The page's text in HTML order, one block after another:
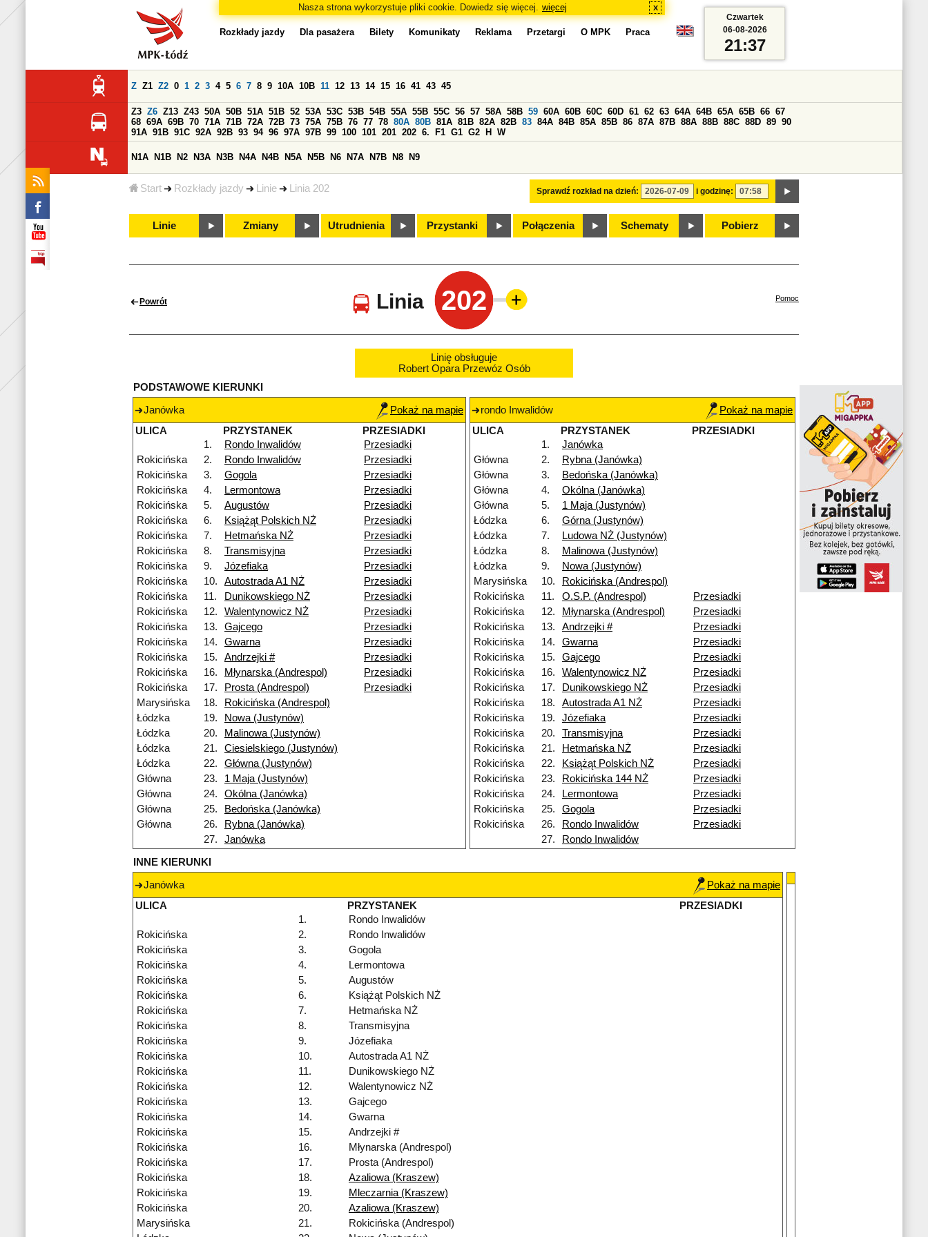
Nasza strona wykorzystuje pliki cookie. Dowiedz się więcej. więcej x
Start Rozkłady jazdy Linie Linia 202
Rozkłady jazdy Dla pasażera Bilety Komunikaty Reklama Przetargi O MPK Praca
Sprawdź rozkład na dzień: i godzinę:
Z Z1 Z2 0 1 2 3 4 5 6 7 8 9 10A 10B 11 12 13 14 15 16 41 43 45
Z3 Z6 Z13 Z43 50A 50B 51A 51B 52 53A 53C 53B 54B 55A 55B 55C 56 57 58A 58B 59 60A 60B 60C 60D 61 62 63 64A 64B 65A 65B 66 67
68 69A 69B 70 71A 71B 72A 72B 73 75A 75B 76 77 78 80A 80B 81A 81B 82A 82B 83 84A 84B 85A 85B 86 87A 87B 88A 88B 88C 88D 89 90
91A 91B 91C 92A 92B 93 94 96 97A 97B 99 100 101 201 202 6. F1 G1 G2 H W
N1A N1B N2 N3A N3B N4A N4B N5A N5B N6 N7A N7B N8 N9
Linie Zmiany Utrudnienia Przystanki Połączenia Schematy Pobierz
Czwartek
06-08-2026
21:37
Powrót Linia 202 Pomoc
Linię obsługuje
Robert Opara Przewóz Osób
PODSTAWOWE KIERUNKI
Janówka
Pokaż na mapie
ULICA
PRZYSTANEK
PRZESIADKI
1.
Rondo Inwalidów
Przesiadki
Rokicińska
2. Rondo Inwalidów
Przesiadki
Rokicińska
3. Gogola
Przesiadki
Rokicińska
4. Lermontowa
Przesiadki
Rokicińska
5. Augustów
Przesiadki
Rokicińska
6. Książąt Polskich NŻ
Przesiadki
Rokicińska
7. Hetmańska NŻ
Przesiadki
Rokicińska
8. Transmisyjna
Przesiadki
Rokicińska
9. Józefiaka
Przesiadki
Rokicińska
10. Autostrada A1 NŻ
Przesiadki
Rokicińska
11. Dunikowskiego NŻ
Przesiadki
Rokicińska
12. Walentynowicz NŻ
Przesiadki
Rokicińska
13. Gajcego
Przesiadki
Rokicińska
14. Gwarna
Przesiadki
Rokicińska
15. Andrzejki #
Przesiadki
Rokicińska
16. Młynarska (Andrespol)
Przesiadki
Rokicińska
17. Prosta (Andrespol)
Przesiadki
Marysińska
18.
Rokicińska (Andrespol)
Łódzka
19.
Nowa (Justynów)
Łódzka
20.
Malinowa (Justynów)
Łódzka
21.
Ciesielskiego (Justynów)
Łódzka
22.
Główna (Justynów)
Główna
23.
1 Maja (Justynów)
Główna
24.
Okólna (Janówka)
Główna
25.
Bedońska (Janówka)
Główna
26.
Rybna (Janówka)
27.
Janówka
rondo Inwalidów
Pokaż na mapie
ULICA
PRZYSTANEK
PRZESIADKI
1.
Janówka
Główna
2.
Rybna (Janówka)
Główna
3.
Bedońska (Janówka)
Główna
4.
Okólna (Janówka)
Główna
5.
1 Maja (Justynów)
Łódzka
6.
Górna (Justynów)
Łódzka
7.
Ludowa NŻ (Justynów)
Łódzka
8.
Malinowa (Justynów)
Łódzka
9.
Nowa (Justynów)
Marysińska
10.
Rokicińska (Andrespol)
Rokicińska
11. O.S.P. (Andrespol)
Przesiadki
Rokicińska
12. Młynarska (Andrespol)
Przesiadki
Rokicińska
13. Andrzejki #
Przesiadki
Rokicińska
14. Gwarna
Przesiadki
Rokicińska
15. Gajcego
Przesiadki
Rokicińska
16. Walentynowicz NŻ
Przesiadki
Rokicińska
17. Dunikowskiego NŻ
Przesiadki
Rokicińska
18. Autostrada A1 NŻ
Przesiadki
Rokicińska
19. Józefiaka
Przesiadki
Rokicińska
20. Transmisyjna
Przesiadki
Rokicińska
21. Hetmańska NŻ
Przesiadki
Rokicińska
22. Książąt Polskich NŻ
Przesiadki
Rokicińska
23. Rokicińska 144 NŻ
Przesiadki
Rokicińska
24. Lermontowa
Przesiadki
Rokicińska
25. Gogola
Przesiadki
Rokicińska
26. Rondo Inwalidów
Przesiadki
27.
Rondo Inwalidów
INNE KIERUNKI
Janówka
Pokaż na mapie
ULICA
PRZYSTANEK
PRZESIADKI
1.
Rondo Inwalidów
Rokicińska
2.
Rondo Inwalidów
Rokicińska
3.
Gogola
Rokicińska
4.
Lermontowa
Rokicińska
5.
Augustów
Rokicińska
6.
Książąt Polskich NŻ
Rokicińska
7.
Hetmańska NŻ
Rokicińska
8.
Transmisyjna
Rokicińska
9.
Józefiaka
Rokicińska
10.
Autostrada A1 NŻ
Rokicińska
11.
Dunikowskiego NŻ
Rokicińska
12.
Walentynowicz NŻ
Rokicińska
13.
Gajcego
Rokicińska
14.
Gwarna
Rokicińska
15.
Andrzejki #
Rokicińska
16.
Młynarska (Andrespol)
Rokicińska
17.
Prosta (Andrespol)
Rokicińska
18.
Azaliowa (Kraszew)
Rokicińska
19.
Mleczarnia (Kraszew)
Rokicińska
20.
Azaliowa (Kraszew)
Marysińska
21.
Rokicińska (Andrespol)